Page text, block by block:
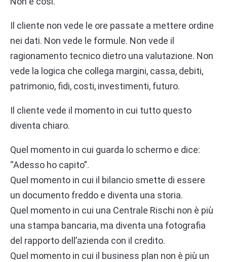
Il cliente non vede le ore passate a mettere ordine
nei dati. Non vede le formule. Non vede il
ragionamento tecnico dietro una valutazione. Non
vede la logica che collega margini, cassa, debiti,
patrimonio, fidi, costi, investimenti, futuro.
Il cliente vede il momento in cui tutto questo
diventa chiaro.
Quel momento in cui guarda lo schermo e dice:
“Adesso ho capito”.
Quel momento in cui il bilancio smette di essere
un documento freddo e diventa una storia.
Quel momento in cui una Centrale Rischi non è più
una stampa bancaria, ma diventa una fotografia
del rapporto dell’azienda con il credito.
Quel momento in cui il business plan non è più un